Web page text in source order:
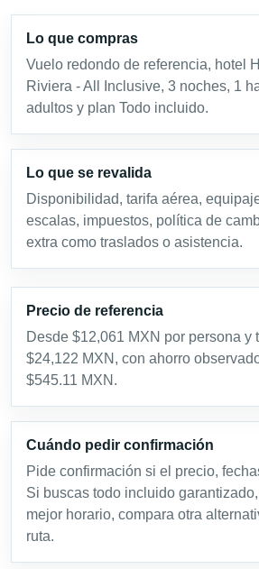
Lo que compras
Vuelo redondo de referencia, hotel
Riviera - All Inclusive, 3 noches, 1
adultos y plan Todo incluido.
Lo que se revalida
Disponibilidad, tarifa aérea,
escalas, impuestos, política de
extra como traslados o asistencia.
Precio de referencia
Desde $12,061 MXN por persona y
$24,122 MXN, con ahorro
$545.11 MXN.
Cuándo pedir confirmación
Pide confirmación si el precio,
Si buscas todo incluido
mejor horario, compara otra
ruta.